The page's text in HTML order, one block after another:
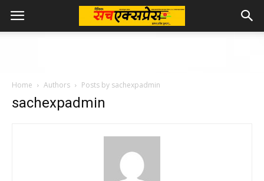
Home Authors Posts by sachexpadmin
sachexpadmin